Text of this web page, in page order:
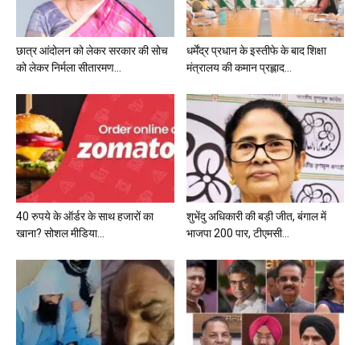
छात्र आंदोलन को लेकर सरकार की सोच
को लेकर निर्मला सीतारमण...
धर्मेंद्र प्रधान के इस्तीफे के बाद शिक्षा
मंत्रालय की कमान प्रह्लाद...
40 रुपये के ऑर्डर के साथ हजारों का
खाना? सोशल मीडिया...
शुभेंदु अधिकारी की बड़ी जीत, बंगाल में
भाजपा 200 पार, टीएमसी...